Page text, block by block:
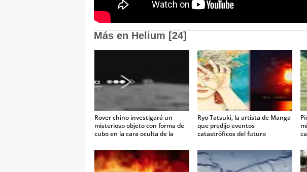
Más en Helium [24]
Rover chino investigará un
misterioso objeto con forma de
cubo en la cara oculta de la
Ryo Tatsuki, la artista de Manga
que predijo eventos
catastróficos del futuro